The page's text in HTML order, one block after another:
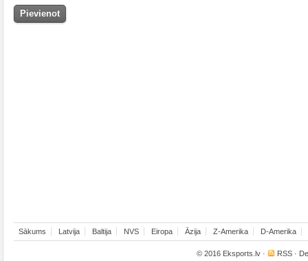
Sākums Latvija Baltija NVS Eiropa Āzija Z-Amerika D-Amerika
© 2016 Eksports.lv · RSS ·